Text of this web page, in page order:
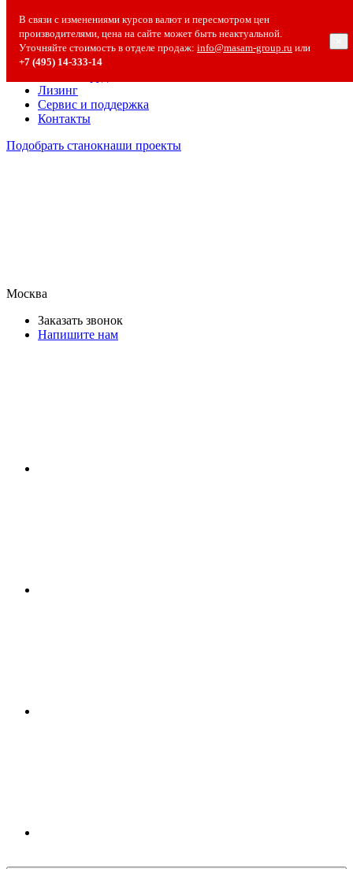
В связи с изменениями курсов валют и пересмотром цен
производителями, цена на сайте может быть неактуальной.
Уточняйте стоимость в отделе продаж: info@masam-group.ru или
+7 (495) 14‑333‑14
О компании
О компании
Полезная информация
Вакансии
Лизинг
Сервис и поддержка
Контакты
Подобрать станокнаши проекты
Москва
Заказать звонок
Напишите нам